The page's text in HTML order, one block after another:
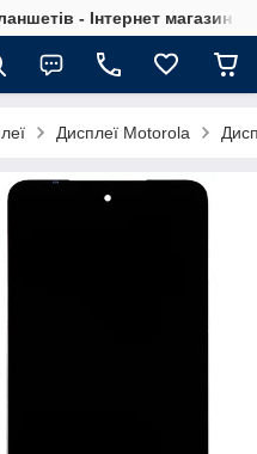
- Інтернет магазин
Дисплеї Motorola